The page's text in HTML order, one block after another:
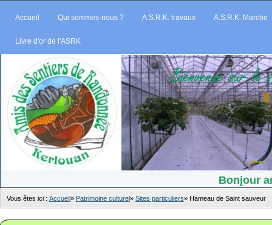
Accueil Qui sommes-nous ? A.S.R.K. travaux A.S.R.K. Marche
Livre d'or de l'ASRK
Bonjour
Vous êtes ici : Accueil» Patrimoine culturel» Sites particuliers» Hameau de Saint sauveur